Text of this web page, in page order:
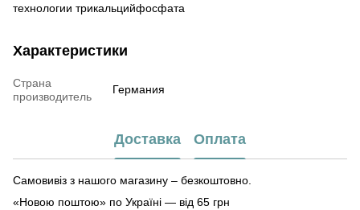
технологии трикальцийфосфата
Характеристики
Страна
производитель
Германия
Доставка Оплата
Самовивіз з нашого магазину – безкоштовно.
«Новою поштою» по Україні — від 65 грн